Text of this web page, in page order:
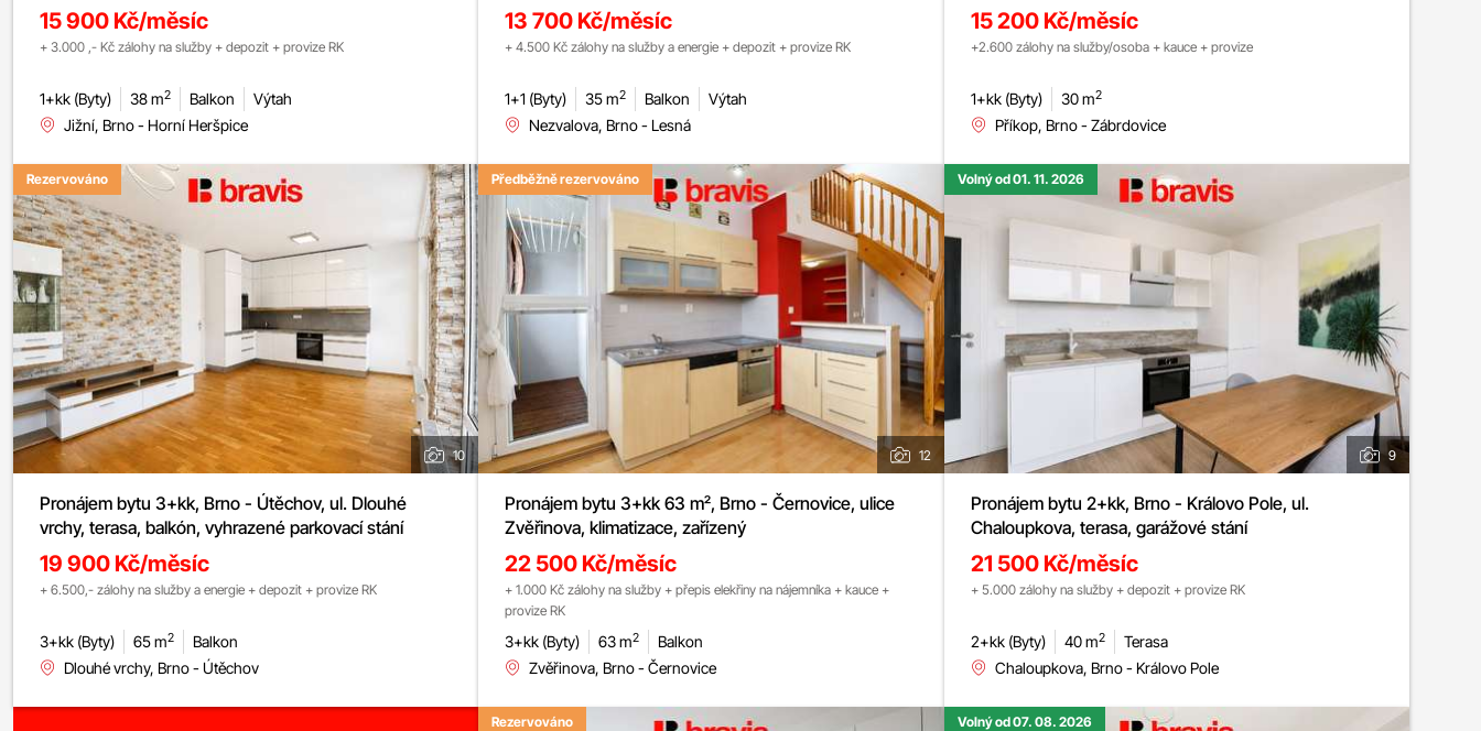
15 900 Kč/měsíc
+ 3.000 ,- Kč zálohy na služby + depozit + provize RK
1+kk (Byty) 38 m2 Balkon
Výtah
Jižní, Brno - Horní Heršpice
13 700 Kč/měsíc
+ 4.500 Kč zálohy na služby a energie + depozit + provize RK
1+1 (Byty) 35 m2 Balkon
Výtah
Nezvalova, Brno - Lesná
15 200 Kč/měsíc
+2.600 zálohy na služby/osoba + kauce + provize
1+kk (Byty) 30 m2
Příkop, Brno - Zábrdovice
Rezervováno
10
Pronájem bytu 3+kk, Brno - Útěchov, ul. Dlouhé
vrchy, terasa, balkón, vyhrazené parkovací stání
19 900 Kč/měsíc
+ 6.500,- zálohy na služby a energie + depozit + provize RK
3+kk (Byty) 65 m2
Balkon
Dlouhé vrchy, Brno - Útěchov
Předběžně rezervováno
12
Pronájem bytu 3+kk 63 m², Brno - Černovice, ulice
Zvěřinova, klimatizace, zařízený
22 500 Kč/měsíc
+ 1.000 Kč zálohy na služby + přepis elekřiny na nájemníka + kauce +
provize RK
3+kk (Byty) 63 m2
Balkon
Zvěřinova, Brno - Černovice
Volný od 01. 11. 2026
9
Pronájem bytu 2+kk, Brno - Královo Pole, ul.
Chaloupkova, terasa, garážové stání
21 500 Kč/měsíc
+ 5.000 zálohy na služby + depozit + provize RK
2+kk (Byty) 40 m2
Terasa
Chaloupkova, Brno - Královo Pole
Rezervováno Volný od 07. 08. 2026